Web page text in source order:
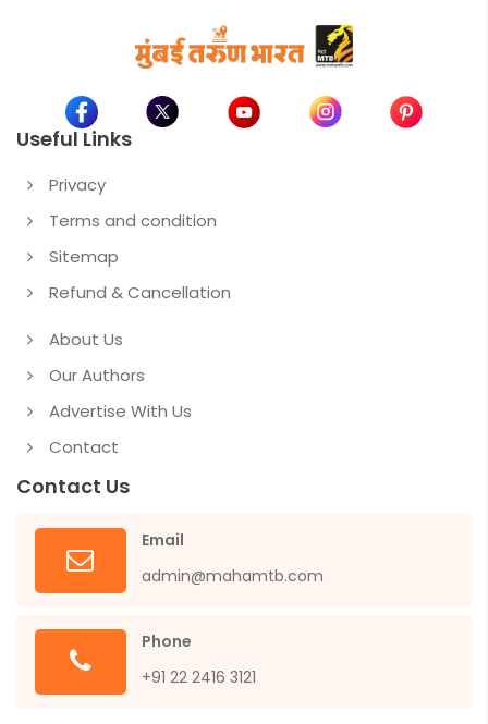
Useful Links
Privacy
Terms and condition
Sitemap
Refund & Cancellation
About Us
Our Authors
Advertise With Us
Contact
Contact Us
Email
admin@mahamtb.com
Phone
+91 22 2416 3121